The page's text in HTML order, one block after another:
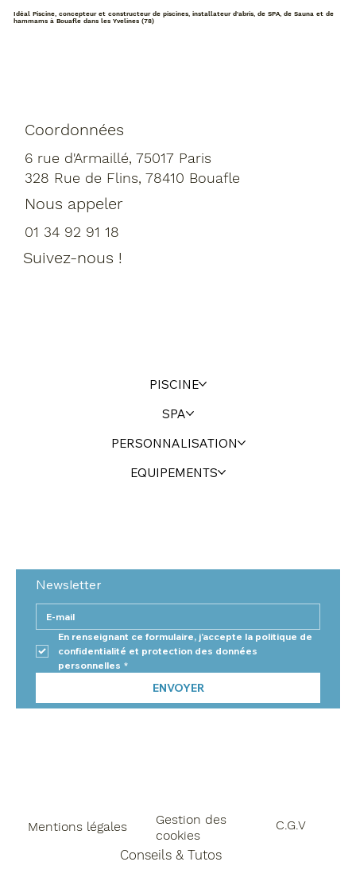
Idéal Piscine, concepteur et constructeur de piscines, installateur d'abris, de SPA, de Sauna et de
hammams à Bouafle dans les Yvelines (78)
Coordonnées
6 rue d'Armaillé, 75017 Paris
328 Rue de Flins, 78410 Bouafle
Nous appeler
01 34 92 91 18
Suivez-nous !
PISCINE
SPA
PERSONNALISATION
EQUIPEMENTS
Newsletter
En renseignant ce formulaire, j'accepte la politique de
confidentialité et protection des données
personnelles *
ENVOYER
Mentions légales
Gestion des
cookies
C.G.V
Conseils & Tutos